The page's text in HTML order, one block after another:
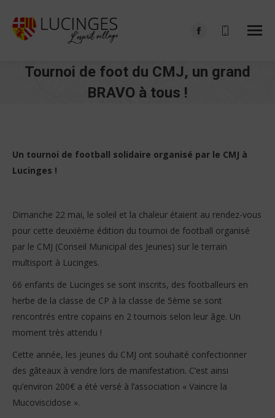
Facebook
opens
Tournoi de foot du CMJ, un grand
BRAVO à tous !
Un tournoi de football solidaire organisé par le CMJ à
Lucinges !
Dimanche 22 mai, le soleil et la chaleur étaient au rendez-vous
pour cette deuxième édition du tournoi de football organisé
par le CMJ (Conseil Municipal des Jeunes) sur le terrain
multisport à Lucinges.
66 enfants de Lucinges se sont inscrits, des footballeurs en
herbe de la classe de CP à la classe de 5ème se sont
rencontrés entre copains en 2 tournois selon leur âge. Un
moment très attendu !
Cette année, les jeunes du CMJ ont souhaité confectionner
des gâteaux à vendre lors de manifestation. C’est ainsi
qu’environ 200€ a été versé à l’association « Vaincre la
Mucoviscidose ».